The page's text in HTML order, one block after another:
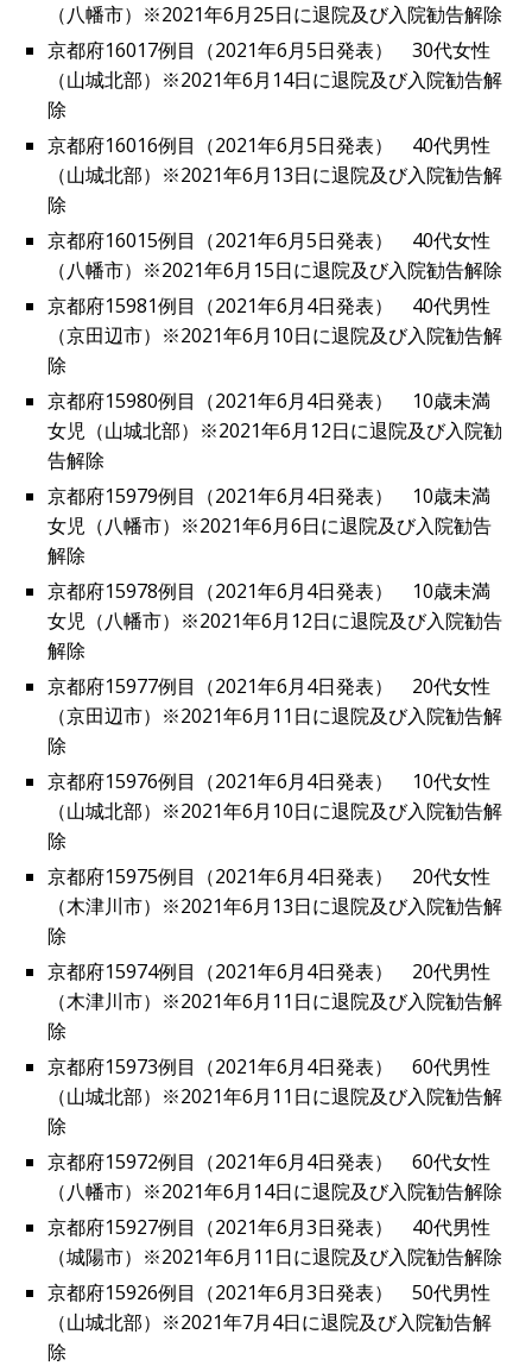
（八幡市）※2021年6月25日に退院及び入院勧告解除
京都府16017例目（2021年6月5日発表） 30代女性
（山城北部）※2021年6月14日に退院及び入院勧告解
除
京都府16016例目（2021年6月5日発表） 40代男性
（山城北部）※2021年6月13日に退院及び入院勧告解
除
京都府16015例目（2021年6月5日発表） 40代女性
（八幡市）※2021年6月15日に退院及び入院勧告解除
京都府15981例目（2021年6月4日発表） 40代男性
（京田辺市）※2021年6月10日に退院及び入院勧告解
除
京都府15980例目（2021年6月4日発表） 10歳未満
女児（山城北部）※2021年6月12日に退院及び入院勧
告解除
京都府15979例目（2021年6月4日発表） 10歳未満
女児（八幡市）※2021年6月6日に退院及び入院勧告
解除
京都府15978例目（2021年6月4日発表） 10歳未満
女児（八幡市）※2021年6月12日に退院及び入院勧告
解除
京都府15977例目（2021年6月4日発表） 20代女性
（京田辺市）※2021年6月11日に退院及び入院勧告解
除
京都府15976例目（2021年6月4日発表） 10代女性
（山城北部）※2021年6月10日に退院及び入院勧告解
除
京都府15975例目（2021年6月4日発表） 20代女性
（木津川市）※2021年6月13日に退院及び入院勧告解
除
京都府15974例目（2021年6月4日発表） 20代男性
（木津川市）※2021年6月11日に退院及び入院勧告解
除
京都府15973例目（2021年6月4日発表） 60代男性
（山城北部）※2021年6月11日に退院及び入院勧告解
除
京都府15972例目（2021年6月4日発表） 60代女性
（八幡市）※2021年6月14日に退院及び入院勧告解除
京都府15927例目（2021年6月3日発表） 40代男性
（城陽市）※2021年6月11日に退院及び入院勧告解除
京都府15926例目（2021年6月3日発表） 50代男性
（山城北部）※2021年7月4日に退院及び入院勧告解
除